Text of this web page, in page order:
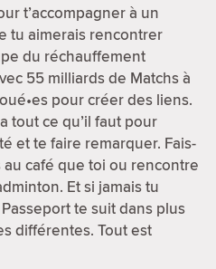
t’accompagner à un
tu aimerais rencontrer
du réchauffement
55 milliards de Matchs à
pour créer des liens.
tout ce qu’il faut pour
et te faire remarquer. Fais-
café que toi ou rencontre
Et si jamais tu
te suit dans plus
différentes. Tout est